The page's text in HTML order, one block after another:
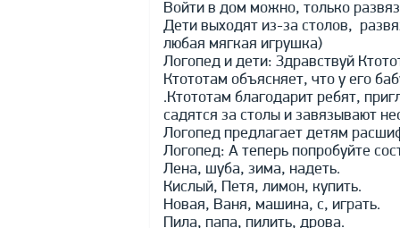
Войти в дом можно, только
Дети выходят из-за столов,
любая мягкая игрушка)
Логопед и дети: Здравствуй
Ктототам объясняет, что у его
.Ктототам благодарит ребят,
садятся за столы и завязывают
Логопед предлагает детям
Логопед: А теперь попробуйте
Лена, шуба, зима, надеть.
Кислый, Петя, лимон, купить.
Новая, Ваня, машина, с, играть.
Пила, папа, пилить, дрова.